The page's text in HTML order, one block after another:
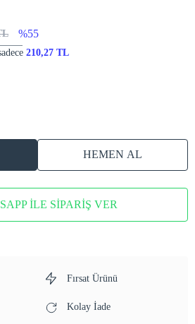
%55
210,27 TL
HEMEN AL
İLE SİPARİŞ VER
Fırsat Ürünü
Kolay İade